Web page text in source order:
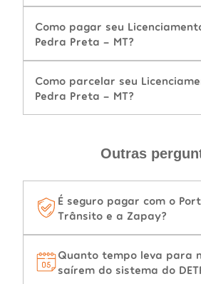
Como pagar seu
Pedra Preta - MT?
Como parcelar seu
Pedra Preta - MT?
Outras
É seguro pagar com o
Trânsito e a Zapay?
Quanto tempo leva para
saírem do sistema do